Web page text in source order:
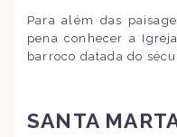
Para além das
pena conhecer a
barroco datada do
SANTA